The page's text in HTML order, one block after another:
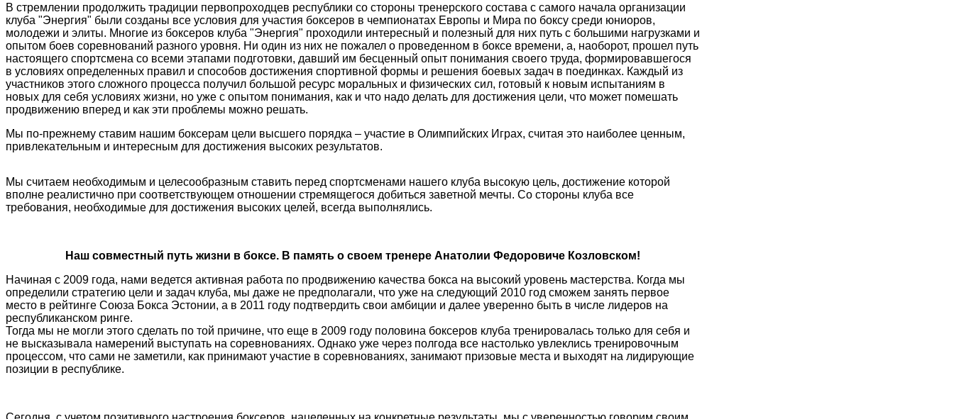
В стремлении продолжить традиции первопроходцев республики со стороны тренерского состава с самого начала организации
клуба "Энергия" были созданы все условия для участия боксеров в чемпионатах Европы и Мира по боксу среди юниоров,
молодежи и элиты. Многие из боксеров клуба "Энергия" проходили интересный и полезный для них путь с большими нагрузками и
опытом боев соревнований разного уровня. Ни один из них не пожалел о проведенном в боксе времени, а, наоборот, прошел путь
настоящего спортсмена со всеми этапами подготовки, давший им бесценный опыт понимания своего труда, формировавшегося
в условиях определенных правил и способов достижения спортивной формы и решения боевых задач в поединках. Каждый из
участников этого сложного процесса получил большой ресурс моральных и физических сил, готовый к новым испытаниям в
новых для себя условиях жизни, но уже с опытом понимания, как и что надо делать для достижения цели, что может помешать
продвижению вперед и как эти проблемы можно решать.
Мы по-прежнему ставим нашим боксерам цели высшего порядка – участие в Олимпийских Играх, считая это наиболее ценным,
привлекательным и интересным для достижения высоких результатов.
Мы считаем необходимым и целесообразным ставить перед спортсменами нашего клуба высокую цель, достижение которой
вполне реалистично при соответствующем отношении стремящегося добиться заветной мечты. Со стороны клуба все
требования, необходимые для достижения высоких целей, всегда выполнялись.
Наш совместный путь жизни в боксе. В память о своем тренере Анатолии Федоровиче Козловском!
Начиная с 2009 года, нами ведется активная работа по продвижению качества бокса на высокий уровень мастерства. Когда мы
определили стратегию цели и задач клуба, мы даже не предполагали, что уже на следующий 2010 год сможем занять первое
место в рейтинге Союза Бокса Эстонии, а в 2011 году подтвердить свои амбиции и далее уверенно быть в числе лидеров на
республиканском ринге.
Тогда мы не могли этого сделать по той причине, что еще в 2009 году половина боксеров клуба тренировалась только для себя и
не высказывала намерений выступать на соревнованиях. Однако уже через полгода все настолько увлеклись тренировочным
процессом, что сами не заметили, как принимают участие в соревнованиях, занимают призовые места и выходят на лидирующие
позиции в республике.